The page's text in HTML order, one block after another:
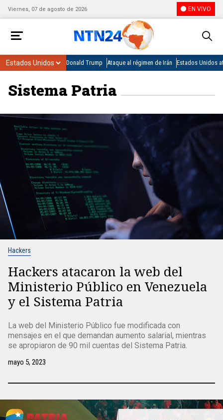
Viernes, 07 de agosto de 2026 EN VIVO
Donald Trump Ataque al régimen de Irán Estados Unidos
Sistema Patria
Hackers
Hackers atacaron la web del
Ministerio Público en Venezuela
y el Sistema Patria
La web del Ministerio Público fue modificada con
mensajes en el que demandan aumento salarial, mientras
se apropiaron de 90 mil cuentas del Sistema Patria.
mayo 5, 2023